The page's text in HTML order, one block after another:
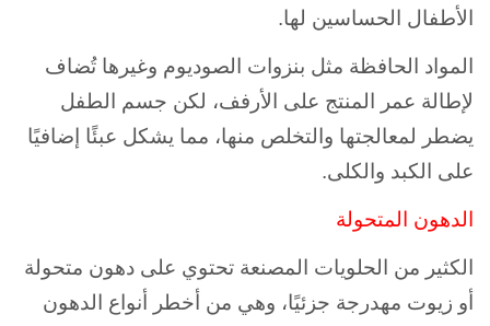
الأطفال الحساسين لها.
المواد الحافظة مثل بنزوات الصوديوم وغيرها تُضاف
لإطالة عمر المنتج على الأرفف، لكن جسم الطفل
يضطر لمعالجتها والتخلص منها، مما يشكل عبئًا إضافيًا
على الكبد والكلى.
الدهون المتحولة
الكثير من الحلويات المصنعة تحتوي على دهون متحولة
أو زيوت مهدرجة جزئيًا، وهي من أخطر أنواع الدهون